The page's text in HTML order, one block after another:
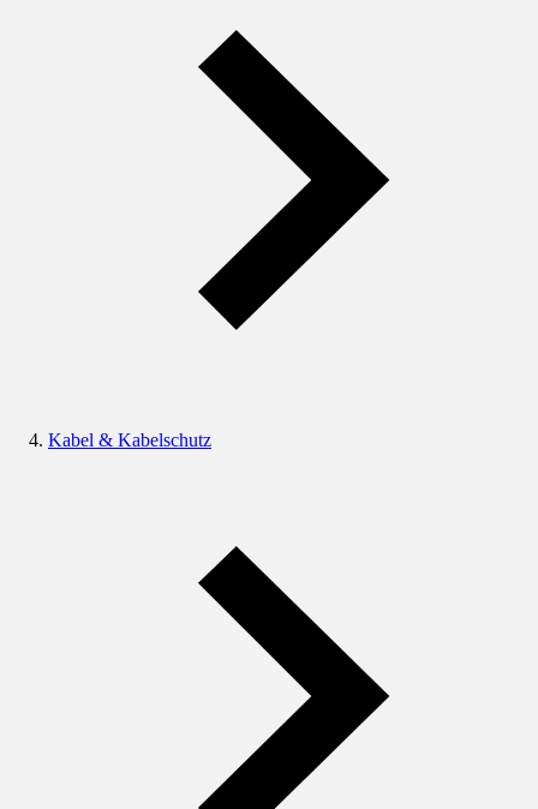
Kabel & Kabelschutz